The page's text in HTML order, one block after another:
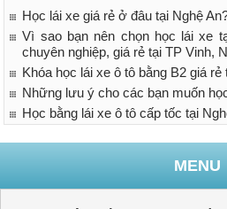
Học lái xe giá rẻ ở đâu tại Nghệ
Vì sao bạn nên chọn học lái xe
chuyên nghiệp, giá rẻ tại TP Vinh,
Khóa học lái xe ô tô bằng B2 giá rẻ
Những lưu ý cho các bạn muốn
Học bằng lái xe ô tô cấp tốc tại
MENU